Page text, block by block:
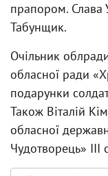
прапором. Слава
Табунщик.
Очільник
обласної ради
подарунки
Також Віталій
обласної
Чудотворець» ІІІ